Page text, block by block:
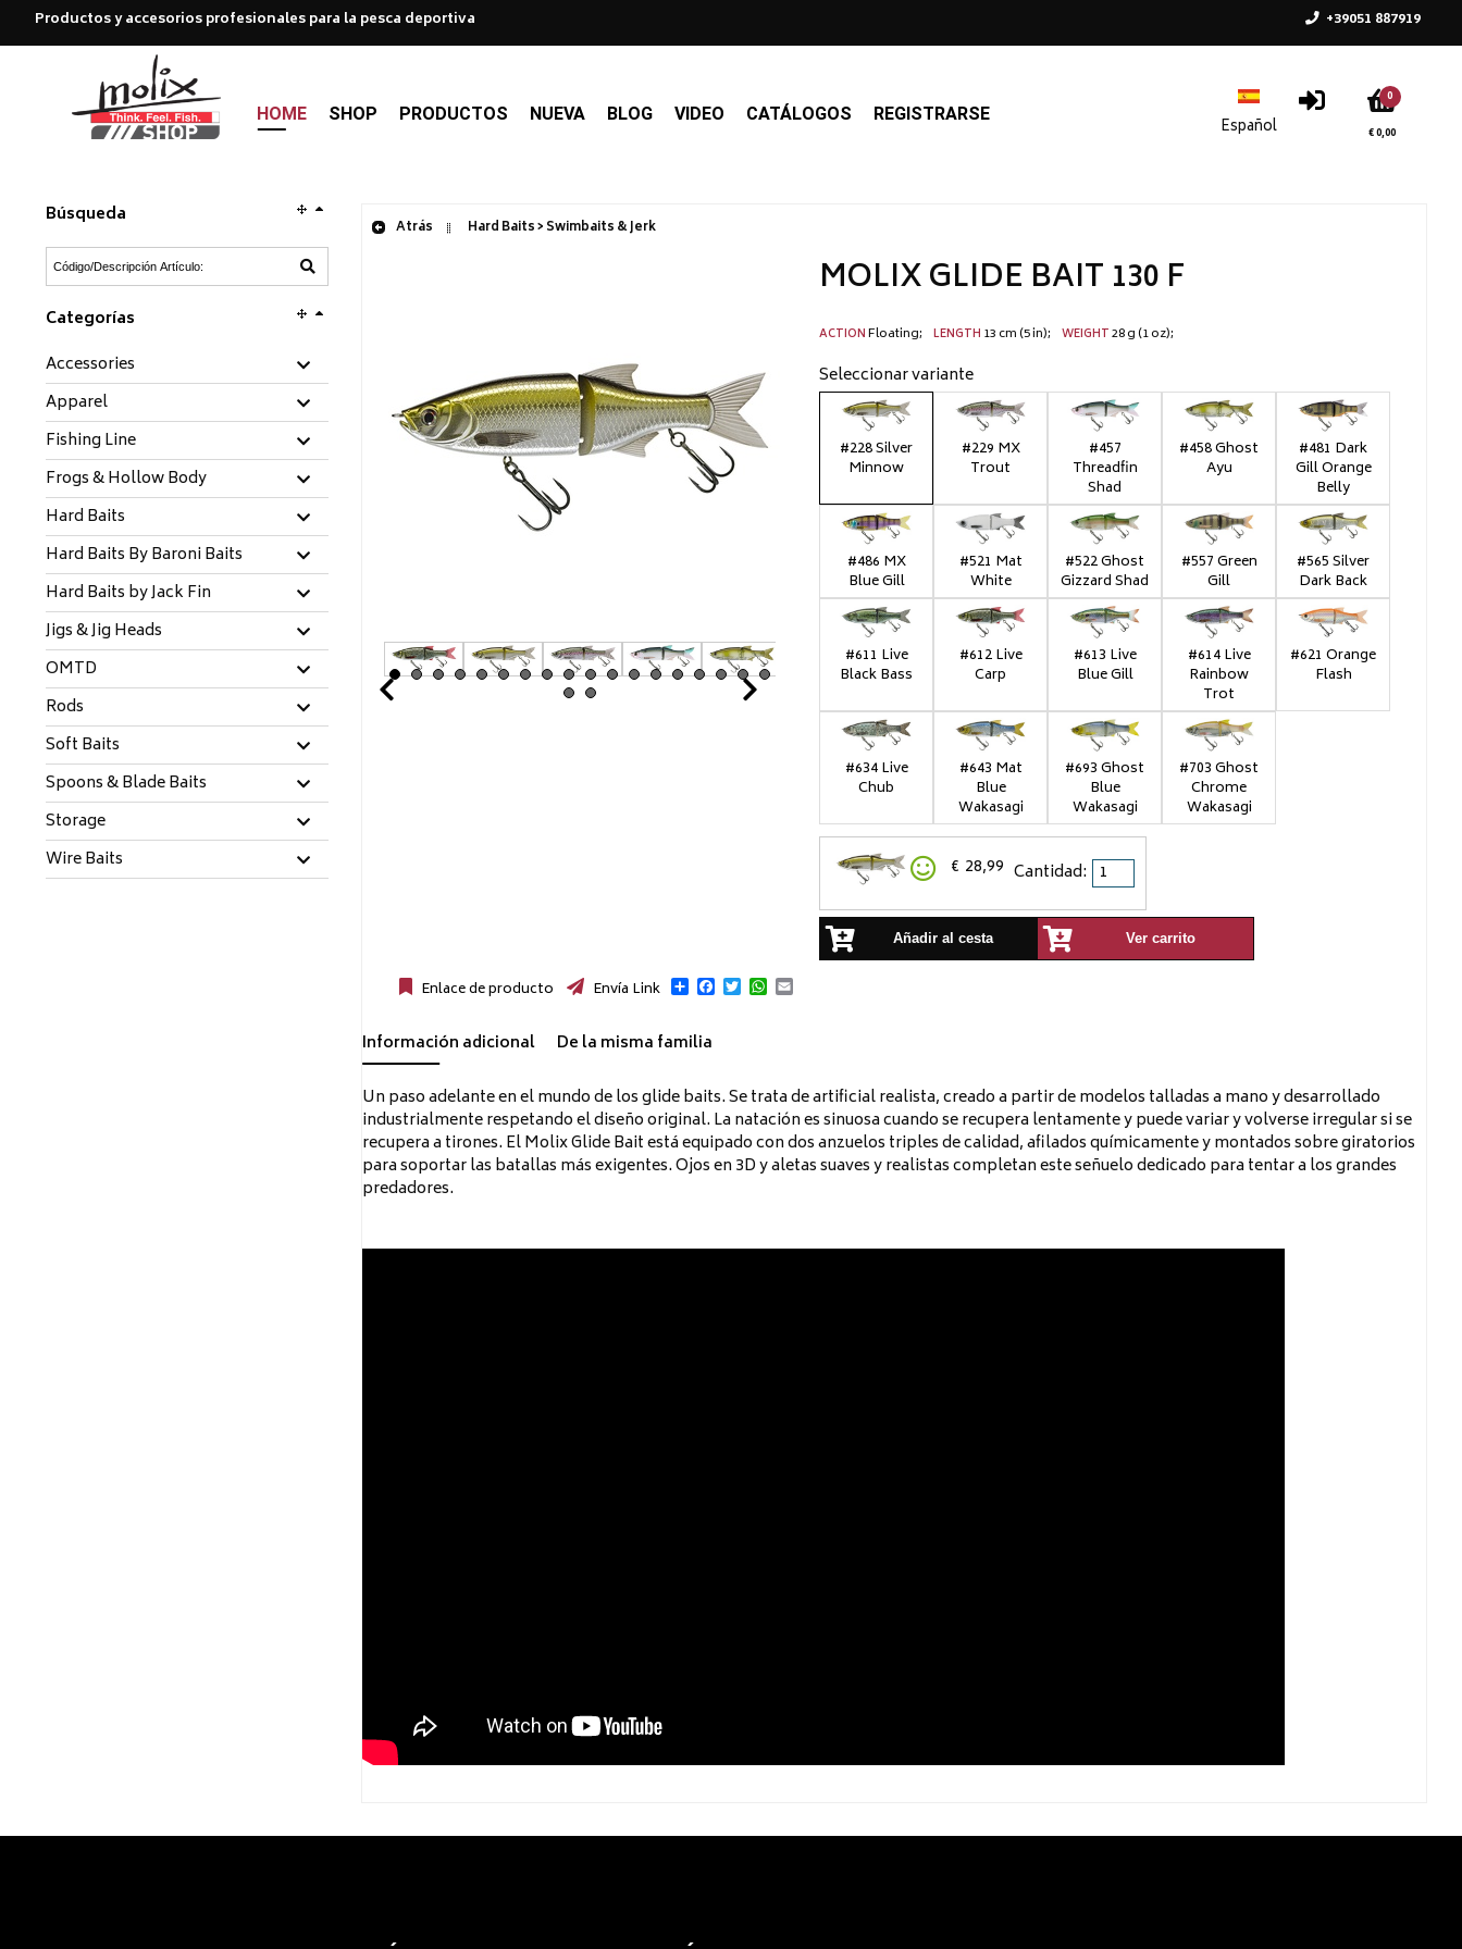
Productos y accesorios profesionales para la pesca deportiva +39051 887919
0
€ 0,00
HOME SHOP PRODUCTOS NUEVA BLOG VIDEO CATÁLOGOS REGISTRARSE
Búsqueda
Categorías
Accessories
Apparel
Fishing Line
Frogs & Hollow Body
Hard Baits
Hard Baits By Baroni Baits
Hard Baits by Jack Fin
Jigs & Jig Heads
OMTD
Rods
Soft Baits
Spoons & Blade Baits
Storage
Wire Baits
Atrás Hard Baits > Swimbaits & Jerk
MOLIX GLIDE BAIT 130 F
ACTIONFloating LENGTH 13 cm (5 in) WEIGHT28 g (1 oz)
Seleccionar variante
#228 Silver
Minnow
#229 MX
Trout
#457
Threadfin
Shad
#458 Ghost
Ayu
#481 Dark
Gill Orange
Belly
#486 MX
Blue Gill
#521 Mat
White
#522 Ghost
Gizzard Shad
#557 Green
Gill
#565 Silver
Dark Back
#611 Live
Black Bass
#612 Live
Carp
#613 Live
Blue Gill
#614 Live
Rainbow
Trot
#621 Orange
Flash
#634 Live
Chub
#643 Mat
Blue
Wakasagi
#693 Ghost
Blue
Wakasagi
#703 Ghost
Chrome
Wakasagi
€ 28,99 Cantidad:
Añadir al cesta Ver carrito
Enlace de producto Envía Link Compartir
Facebook
TwitterWhatsApp
Email
Información adicional
De la misma familia
Un paso adelante en el mundo de los glide baits. Se trata de artificial realista, creado a partir de modelos talladas a mano y desarrollado
industrialmente respetando el diseño original. La natación es sinuosa cuando se recupera lentamente y puede variar y volverse irregular si se
recupera a tirones. El Molix Glide Bait está equipado con dos anzuelos triples de calidad, afilados químicamente y montados sobre giratorios
para soportar las batallas más exigentes. Ojos en 3D y aletas suaves y realistas completan este señuelo dedicado para tentar a los grandes
predadores.